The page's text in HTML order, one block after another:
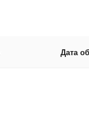
Дата